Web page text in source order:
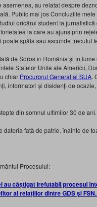
au relatat despre
Public mai jos Concluziile
oricărui student la
la care au ajuns prin
spăla sau ascunde trecutul
de Soros în România și în
Statelor Unite ale Americii,
chiar Procurorul General al SUA.
informatori și disidenți de
din somnul ultimilor 30 de ani.
datoria față de patrie, înainte de
Procesului:
câștigat irefutabil procesul
al relațiilor dintre GDS și